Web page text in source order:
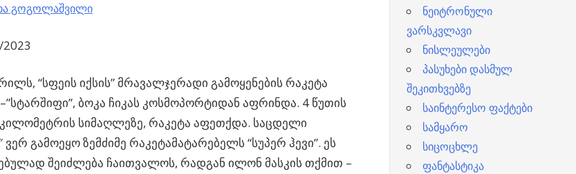
გოგოლაშვილი
“სფეის იქსის” მრავალჯერადი გამოყენების რაკეტა
ბოკა ჩიკას კოსმოპორტიდან აფრინდა. 4 წუთის
სიმაღლეზე, რაკეტა აფეთქდა. საცდელი
გამოეყო ზემძიმე რაკეტამატარებელს “სუპერ ჰევი”. ეს
შეიძლება ჩაითვალოს, რადგან ილონ მასკის თქმით –
ნეიტრონული
ვარსკვლავი
ნისლეულები
პასუხები დასმულ
შეკითხვებზე
საინტერესო ფაქტები
სამყარო
სიცოცხლე
ფანტასტიკა